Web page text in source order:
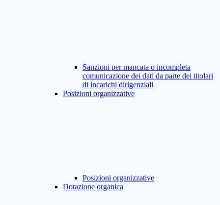
Sanzioni per mancata o incompleta
comunicazione dei dati da parte dei titolari
di incarichi dirigenziali
Posizioni organizzative
Posizioni organizzative
Dotazione organica